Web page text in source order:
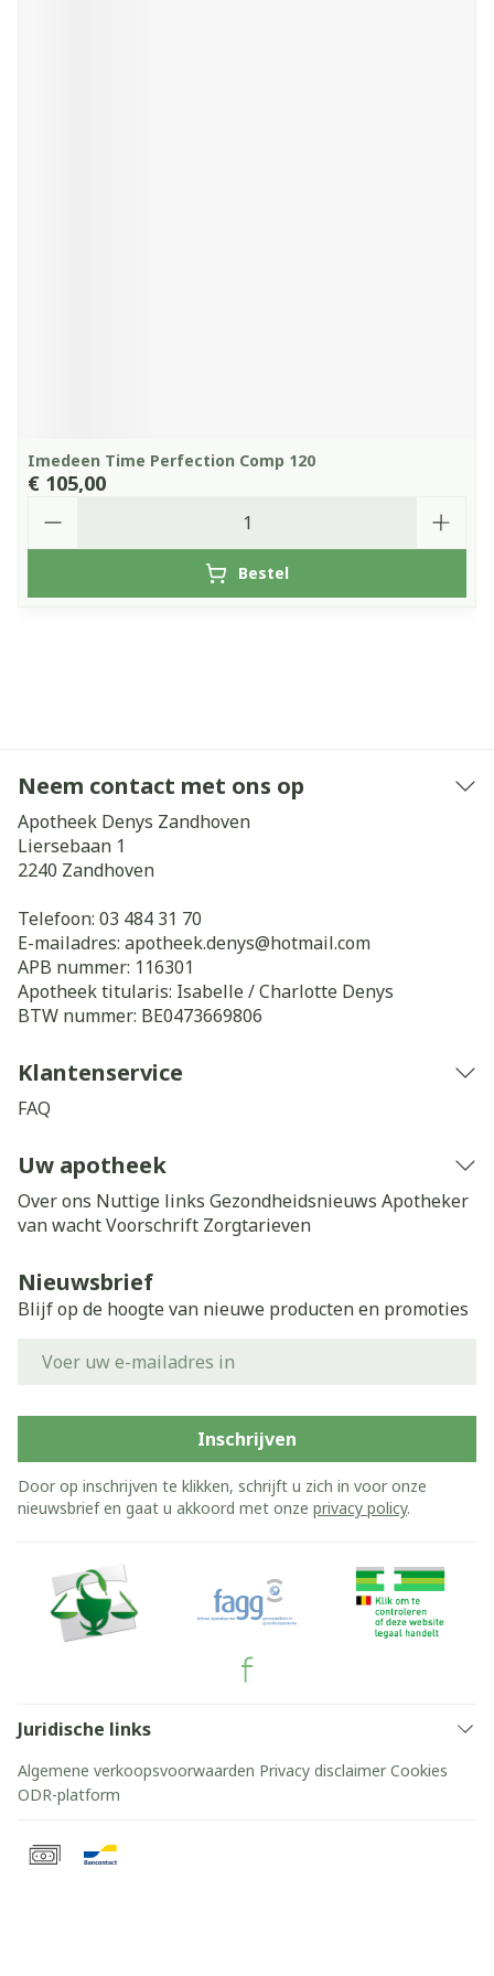
Imedeen Time Perfection Comp 120
€ 105,00
Bestel
Neem contact met ons op
Apotheek Denys Zandhoven
Liersebaan 1
2240 Zandhoven
Telefoon: 03 484 31 70
E-mailadres: apotheek.denys@hotmail.com
APB nummer: 116301
Apotheek titularis: Isabelle / Charlotte Denys
BTW nummer: BE0473669806
Klantenservice
FAQ
Uw apotheek
Over ons Nuttige links Gezondheidsnieuws Apotheker
van wachtVoorschrift Zorgtarieven
Nieuwsbrief
Blijf op de hoogte van nieuwe producten en promoties
Inschrijven
Door op inschrijven te klikken, schrijft u zich in voor onze
nieuwsbrief en gaat u akkoord met onze privacy policy.
Juridische links
Algemene verkoopsvoorwaarden Privacy disclaimer Cookies
ODR-platform